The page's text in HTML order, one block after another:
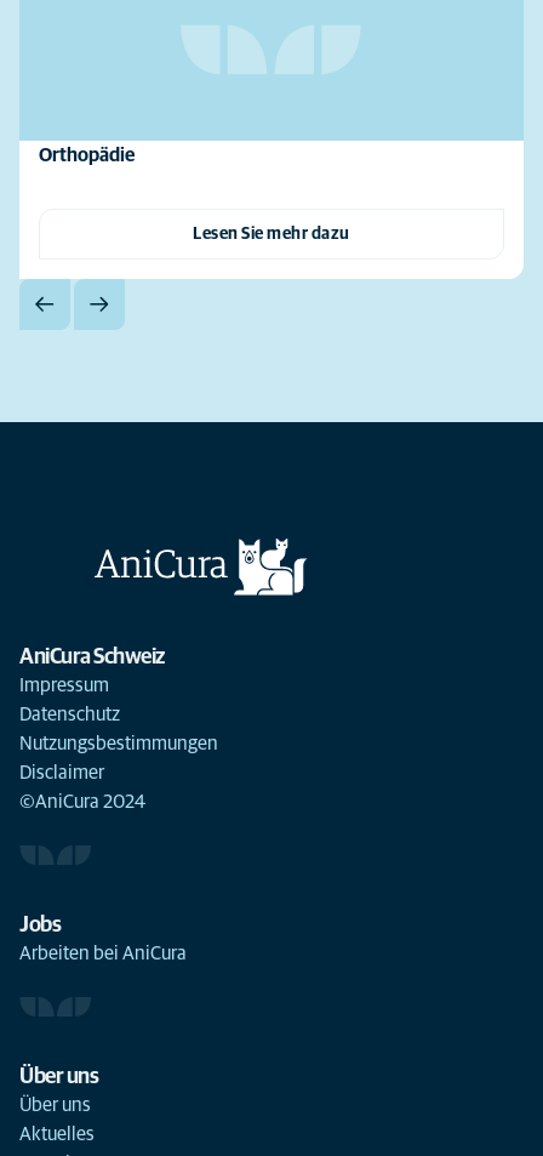
Orthopädie
Lesen Sie mehr dazu
AniCura Schweiz
Impressum
Datenschutz
Nutzungsbestimmungen
Disclaimer
©AniCura 2024
Jobs
Arbeiten bei AniCura
Über uns
Über uns
Aktuelles